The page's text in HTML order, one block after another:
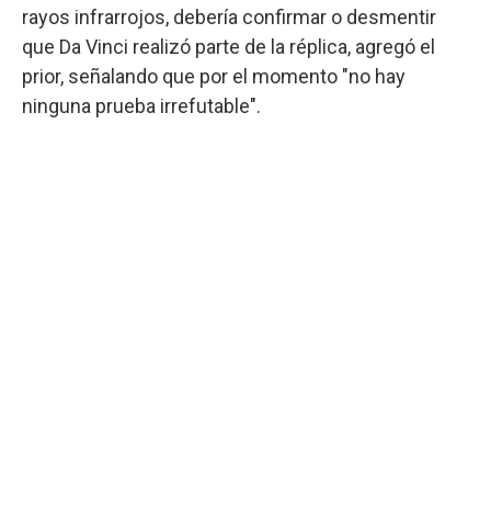
rayos infrarrojos, debería confirmar o desmentir
que Da Vinci realizó parte de la réplica, agregó el
prior, señalando que por el momento "no hay
ninguna prueba irrefutable".